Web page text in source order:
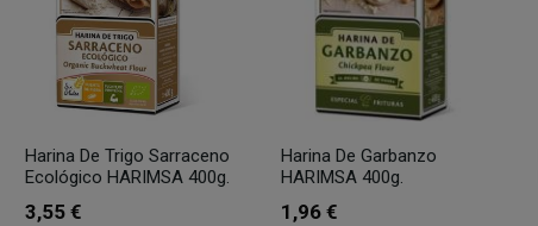
Harina De Trigo Sarraceno
Ecológico HARIMSA 400g.
3,55 €
Harina De Garbanzo
HARIMSA 400g.
1,96 €